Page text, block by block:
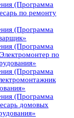
(Программа
по ремонту
(Программа
(Программа
по
(Программа
(Программа
домовых